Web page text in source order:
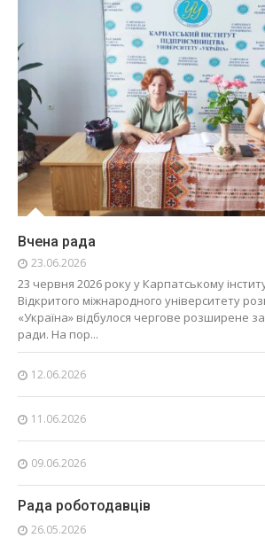
Вчена рада
23.06.2026
23 червня 2026 року у Карпатському
Відкритого міжнародного університету
«Україна» відбулося чергове розширене
ради. На пор...
12.06.2026
11.06.2026
09.06.2026
Рада роботодавців
26.05.2026